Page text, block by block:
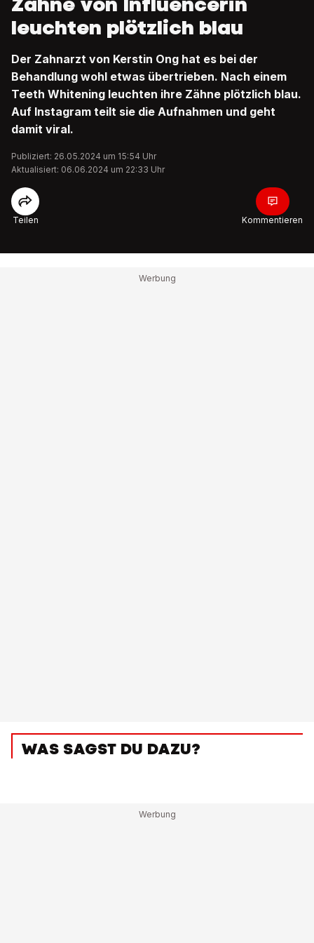
leuchten plötzlich blau
Der Zahnarzt von Kerstin Ong hat es bei der
Behandlung wohl etwas übertrieben. Nach einem
Teeth Whitening leuchten ihre Zähne plötzlich blau.
Auf Instagram teilt sie die Aufnahmen und geht
damit viral.
Publiziert: 26.05.2024 um 15:54 Uhr
Aktualisiert: 06.06.2024 um 22:33 Uhr
Teilen Kommentieren
WAS SAGST DU DAZU?